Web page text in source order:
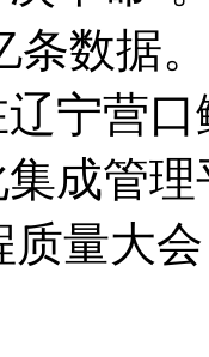
条数据
宁营
成管
量大